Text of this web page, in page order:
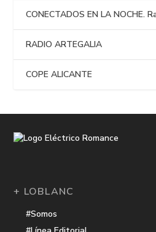
CONECTADOS EN LA NOCHE.
RADIO ARTEGALIA
COPE ALICANTE
+ LOBLANC
#Somos